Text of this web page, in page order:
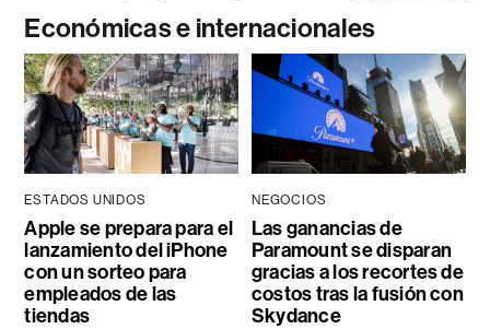
Económicas e internacionales
ESTADOS UNIDOS
Apple se prepara para el
lanzamiento del iPhone
con un sorteo para
empleados de las
tiendas
NEGOCIOS
Las ganancias de
Paramount se disparan
gracias a los recortes de
costos tras la fusión con
Skydance